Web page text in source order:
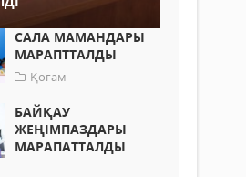
САЛА МАМАНДАРЫ
МАРАПТТАЛДЫ
Қоғам
БАЙҚАУ
ЖЕҢІМПАЗДАРЫ
МАРАПАТТАЛДЫ